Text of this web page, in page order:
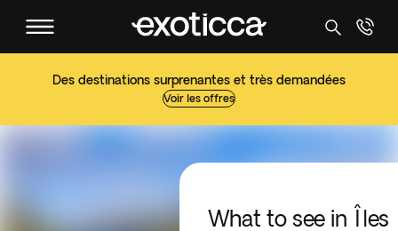
Des destinations surprenantes et très demandées
Voir les offres
What to see in Îles